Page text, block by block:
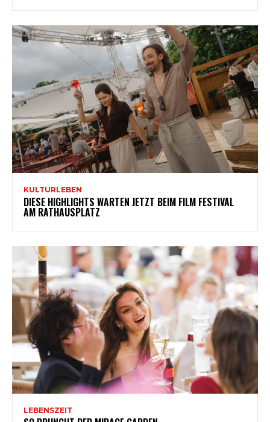
KULTURLEBEN
DIESE HIGHLIGHTS WARTEN JETZT BEIM FILM FESTIVAL
AM RATHAUSPLATZ
LEBENSZEIT